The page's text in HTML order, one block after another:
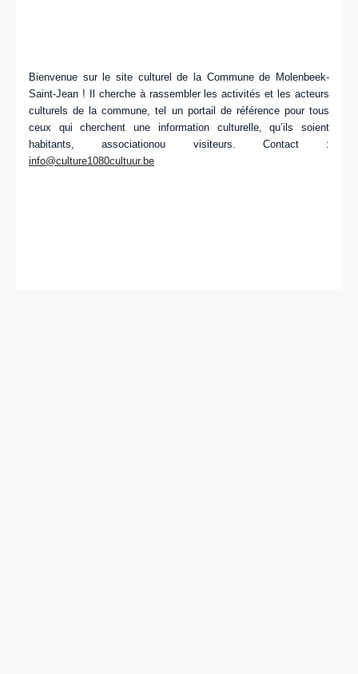
Bienvenue sur le site culturel de la Commune de Molenbeek-
Saint-Jean ! Il cherche à rassembler les activités et les acteurs
culturels de la commune, tel un portail de référence pour tous
ceux qui cherchent une information culturelle, qu’ils soient
habitants, associationou visiteurs. Contact :
info@culture1080cultuur.be